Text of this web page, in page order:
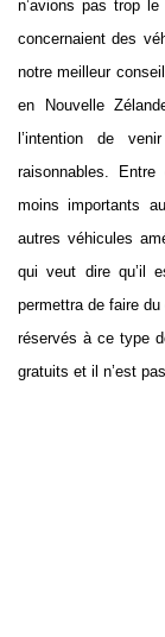
n’avions pas trop
concernaient des
notre meilleur
en Nouvelle
l’intention de
raisonnables.
moins importants
autres véhicules
qui veut dire qu’il
permettra de faire
réservés à ce type
gratuits et il n’est